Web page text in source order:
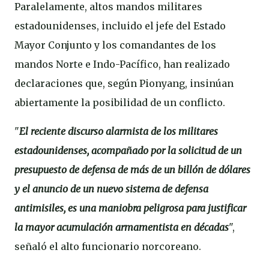
Paralelamente, altos mandos militares
estadounidenses, incluido el jefe del Estado
Mayor Conjunto y los comandantes de los
mandos Norte e Indo-Pacífico, han realizado
declaraciones que, según Pionyang, insinúan
abiertamente la posibilidad de un conflicto.
"El reciente discurso alarmista de los militares
estadounidenses, acompañado por la solicitud de un
presupuesto de defensa de más de un billón de dólares
y el anuncio de un nuevo sistema de defensa
antimisiles, es una maniobra peligrosa para justificar
la mayor acumulación armamentista en décadas",
señaló el alto funcionario norcoreano.